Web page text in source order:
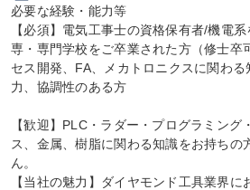
必要な経験・能力等
【必須】電気工事士の資格保有者/機電
専・専門学校をご卒業された方（修士卒
セス開発、FA、メカトロニクスに関わ
力、協調性のある方
【歓迎】PLC・ラダー・プログラミング
ス、金属、樹脂に関わる知識をお持ち
ん。
【当社の魅力】ダイヤモンド工具業界